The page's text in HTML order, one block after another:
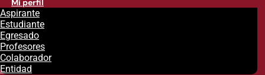
Mi perfil
Aspirante
Estudiante
Egresado
Profesores
Colaborador
Entidad